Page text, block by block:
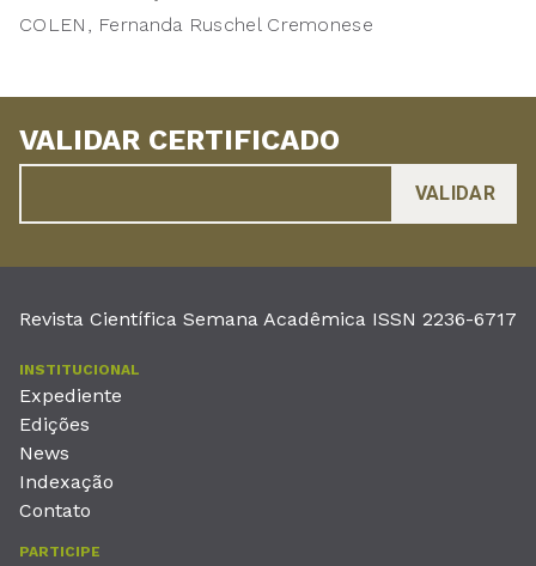
COLEN, Fernanda Ruschel Cremonese
VALIDAR CERTIFICADO
Revista Científica Semana Acadêmica ISSN 2236-6717
INSTITUCIONAL
Expediente
Edições
News
Indexação
Contato
PARTICIPE